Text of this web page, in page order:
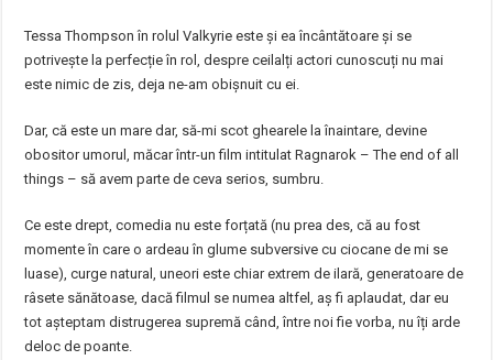
Tessa Thompson în rolul Valkyrie este și ea încântătoare și se
potrivește la perfecție în rol, despre ceilalți actori cunoscuți nu mai
este nimic de zis, deja ne-am obișnuit cu ei.
Dar, că este un mare dar, să-mi scot ghearele la înaintare, devine
obositor umorul, măcar într-un film intitulat Ragnarok – The end of all
things – să avem parte de ceva serios, sumbru.
Ce este drept, comedia nu este forțată (nu prea des, că au fost
momente în care o ardeau în glume subversive cu ciocane de mi se
luase), curge natural, uneori este chiar extrem de ilară, generatoare de
râsete sănătoase, dacă filmul se numea altfel, aș fi aplaudat, dar eu
tot așteptam distrugerea supremă când, între noi fie vorba, nu îți arde
deloc de poante.